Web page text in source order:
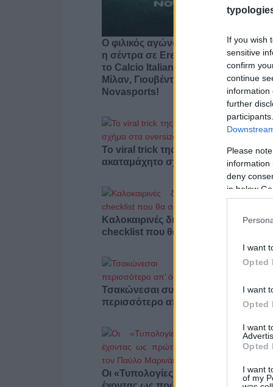
If you wish
sensitive
confirm
continue
information
further
Please
information
deny
in below
I want
Opted
I want
Opted
I want
Opted
I want
of my
Ο φιλικός αγώνας Άρης –
η σέντρα σε Eredivisie, 2.Bundesliga
το Calcio Italiano-only in Perth με
Μίλαν, Γιουβέντους στο «γήπεδο»
Novasports!
Το viral trick της Gen Z που δίνει
ακαταμάχητο σχήμα στα oversized
Καλοκαιρινές διακοπές με
checklist που θα σου λύσει τα χέρια
Τσακώνεσαι συνέχεια; Ίσως φταις
περισσότερο απ’ όσο νομίζεις
Οι «Τυπολογίες» περνούν στην